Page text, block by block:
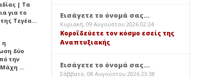
| Τα
για το
της Τεγέα…
η
δύο
την
Μάχη …
Εισάγετε το όνομά σας...
Κυριακή, 09 Αυγούστου 2026 02:24
Κοροϊδεύετε τον κόσμο εσείς της
Αναπτυξιακής
Εισάγετε το όνομά σας...
Σάββατο, 08 Αυγούστου 2026 23:38